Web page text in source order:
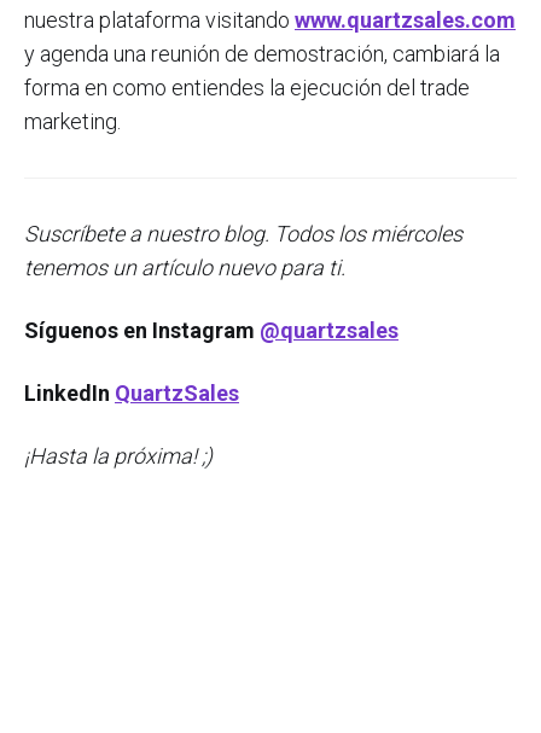
nuestra plataforma visitando www.quartzsales.com
y agenda una reunión de demostración, cambiará la
forma en como entiendes la ejecución del trade
marketing.
Suscríbete a nuestro blog. Todos los miércoles
tenemos un artículo nuevo para ti.
Síguenos en Instagram @quartzsales
LinkedIn QuartzSales
¡Hasta la próxima! ;)